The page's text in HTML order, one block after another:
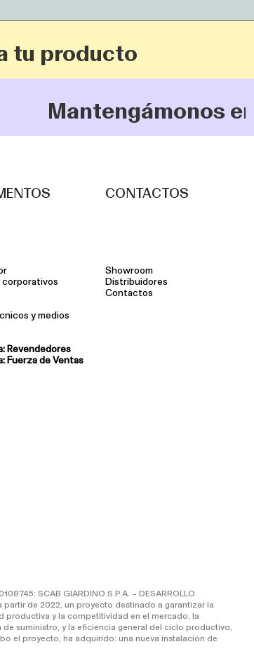
producto
Mantengámonos en
corporativos
y medios
Revendedores
Fuerza de Ventas
CONTACTOS
Showroom
Distribuidores
Contactos
SCAB GIARDINO S.P.A. – DESARROLLO
a partir de 2022, un proyecto destinado a garantizar la
y la competitividad en el mercado, la
suministro, y la eficiencia general del ciclo productivo,
el proyecto, ha adquirido: una nueva instalación de